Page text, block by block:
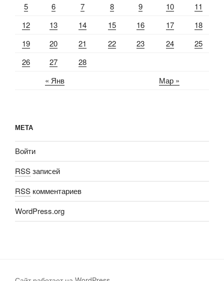
« Янв Мар »
5
6 7 8 9 10
11
12
13 14 15 16 17
18
19
20 21 22 23 24
25
26
27 28
МЕТА
Войти
RSSзаписей
RSS комментариев
WordPress.org